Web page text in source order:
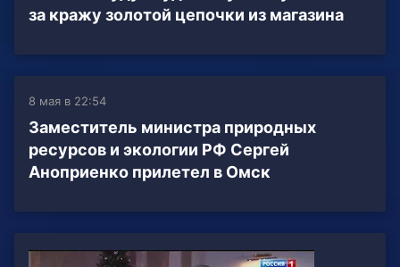
за кражу золотой цепочки из магазина
8 мая в 22:54
Заместитель министра природных
ресурсов и экологии РФ Сергей
Аноприенко прилетел в Омск